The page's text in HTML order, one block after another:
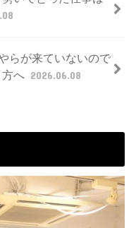
らが来ていないので
へ 2026.06.08